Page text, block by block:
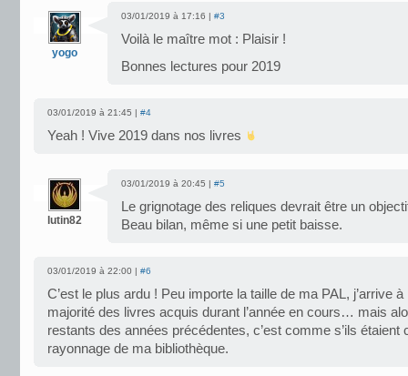
yogo
03/01/2019 à 17:16 | #3
Voilà le maître mot : Plaisir !
Bonnes lectures pour 2019
03/01/2019 à 21:45 | #4
Yeah ! Vive 2019 dans nos livres
lutin82
03/01/2019 à 20:45 | #5
Le grignotage des reliques devrait être un
Beau bilan, même si une petit baisse.
03/01/2019 à 22:00 | #6
C’est le plus ardu ! Peu importe la taille de ma PAL, j’arrive à
majorité des livres acquis durant l’année en cours… mais
restants des années précédentes, c’est comme s’ils étaient
rayonnage de ma bibliothèque.